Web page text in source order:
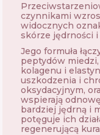
czynnikami
widocznych
skórze jędrności
Jego formuła
peptydów
kolagenu i
uszkodzenia i
oksydacyjnym,
wspierają
bardziej jędrną i
potęguje ich
regenerującą